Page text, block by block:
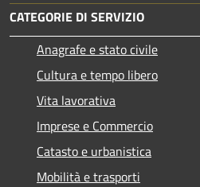
CATEGORIE DI SERVIZIO
Anagrafe e stato civile
Cultura e tempo libero
Vita lavorativa
Imprese e Commercio
Catasto e urbanistica
Mobilità e trasporti